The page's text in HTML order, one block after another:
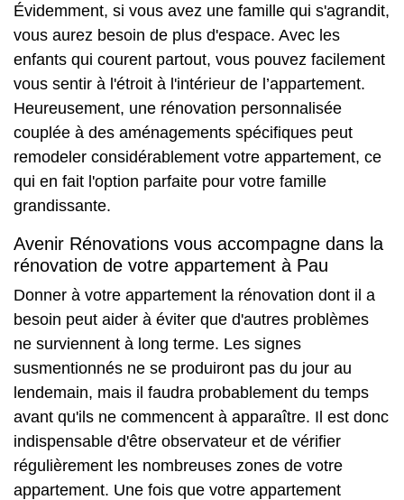
Évidemment, si vous avez une famille qui s'agrandit,
vous aurez besoin de plus d'espace. Avec les
enfants qui courent partout, vous pouvez facilement
vous sentir à l'étroit à l'intérieur de l’appartement.
Heureusement, une rénovation personnalisée
couplée à des aménagements spécifiques peut
remodeler considérablement votre appartement, ce
qui en fait l'option parfaite pour votre famille
grandissante.
Avenir Rénovations vous accompagne dans la
rénovation de votre appartement à Pau
Donner à votre appartement la rénovation dont il a
besoin peut aider à éviter que d'autres problèmes
ne surviennent à long terme. Les signes
susmentionnés ne se produiront pas du jour au
lendemain, mais il faudra probablement du temps
avant qu'ils ne commencent à apparaître. Il est donc
indispensable d'être observateur et de vérifier
régulièrement les nombreuses zones de votre
appartement. Une fois que votre appartement